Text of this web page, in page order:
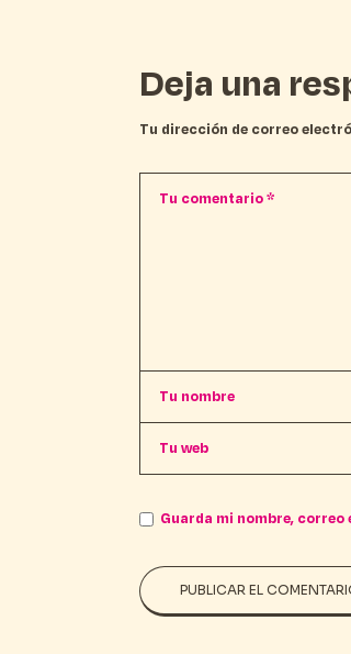
Deja una
Tu dirección de correo
Guarda mi nombre,
PUBLICAR EL